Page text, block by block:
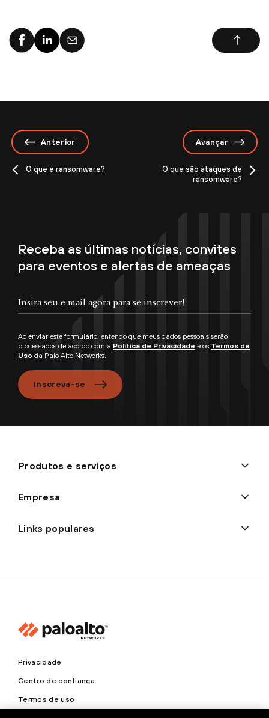
Anterior
O que é ransomware?
Avançar
O que são ataques de
ransomware?
Receba as últimas notícias, convites
para eventos e alertas de ameaças
Ao enviar este formulário, entendo que meus dados pessoais serão
processados de acordo com a Política de Privacidade e os Termos de
Uso da Palo Alto Networks.
Inscreva-se
Produtos e serviços
Empresa
Links populares
Privacidade
Centro de confiança
Termos de uso